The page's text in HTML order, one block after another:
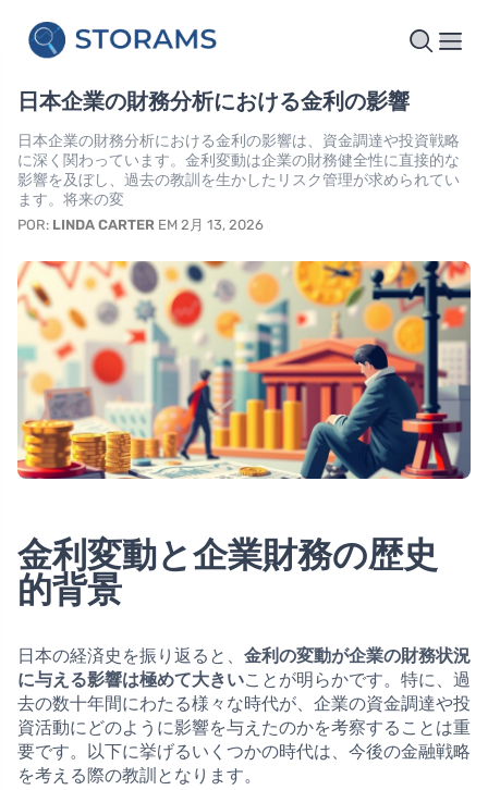
日本企業の財務分析における金利の影響
日本企業の財務分析における金利の影響は、資金調達や投資戦略
に深く関わっています。金利変動は企業の財務健全性に直接的な
影響を及ぼし、過去の教訓を生かしたリスク管理が求められてい
ます。将来の変
POR: LINDA CARTER EM 2月 13, 2026
金利変動と企業財務の歴史
的背景
日本の経済史を振り返ると、 金利の変動が企業の財務状況
に与える影響は極めて大きいことが明らかです。特に、過
去の数十年間にわたる様々な時代が、企業の資金調達や投
資活動にどのように影響を与えたのかを考察することは重
要です。以下に挙げるいくつかの時代は、今後の金融戦略
を考える際の教訓となります。